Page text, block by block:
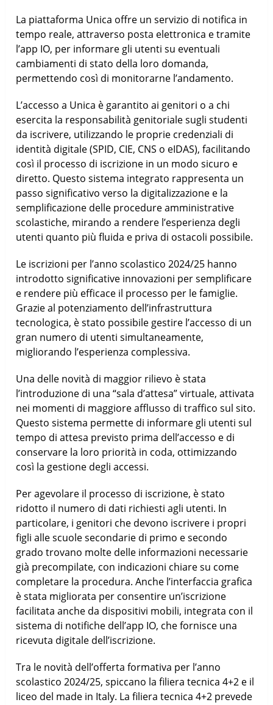
La piattaforma Unica offre un servizio di notifica in
tempo reale, attraverso posta elettronica e tramite
l’app IO, per informare gli utenti su eventuali
cambiamenti di stato della loro domanda,
permettendo così di monitorarne l’andamento.
L’accesso a Unica è garantito ai genitori o a chi
esercita la responsabilità genitoriale sugli studenti
da iscrivere, utilizzando le proprie credenziali di
identità digitale (SPID, CIE, CNS o eIDAS), facilitando
così il processo di iscrizione in un modo sicuro e
diretto. Questo sistema integrato rappresenta un
passo significativo verso la digitalizzazione e la
semplificazione delle procedure amministrative
scolastiche, mirando a rendere l’esperienza degli
utenti quanto più fluida e priva di ostacoli possibile.
Le iscrizioni per l’anno scolastico 2024/25 hanno
introdotto significative innovazioni per semplificare
e rendere più efficace il processo per le famiglie.
Grazie al potenziamento dell’infrastruttura
tecnologica, è stato possibile gestire l’accesso di un
gran numero di utenti simultaneamente,
migliorando l’esperienza complessiva.
Una delle novità di maggior rilievo è stata
l’introduzione di una “sala d’attesa” virtuale, attivata
nei momenti di maggiore afflusso di traffico sul sito.
Questo sistema permette di informare gli utenti sul
tempo di attesa previsto prima dell’accesso e di
conservare la loro priorità in coda, ottimizzando
così la gestione degli accessi.
Per agevolare il processo di iscrizione, è stato
ridotto il numero di dati richiesti agli utenti. In
particolare, i genitori che devono iscrivere i propri
figli alle scuole secondarie di primo e secondo
grado trovano molte delle informazioni necessarie
già precompilate, con indicazioni chiare su come
completare la procedura. Anche l’interfaccia grafica
è stata migliorata per consentire un’iscrizione
facilitata anche da dispositivi mobili, integrata con il
sistema di notifiche dell’app IO, che fornisce una
ricevuta digitale dell’iscrizione.
Tra le novità dell’offerta formativa per l’anno
scolastico 2024/25, spiccano la filiera tecnica 4+2 e il
liceo del made in Italy. La filiera tecnica 4+2 prevede